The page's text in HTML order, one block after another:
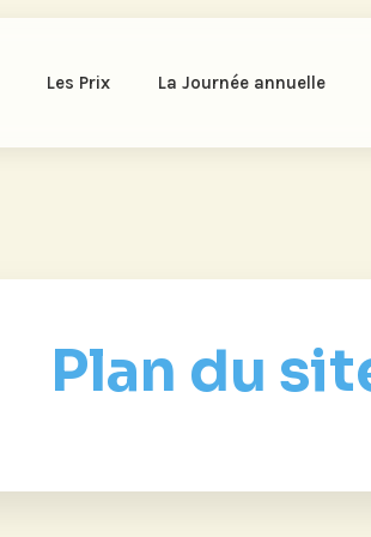
Les Prix La Journée annuelle
Plan du